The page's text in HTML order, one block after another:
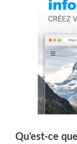
Qu’est-ce